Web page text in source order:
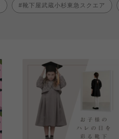
靴下屋武蔵小杉東急スクエア